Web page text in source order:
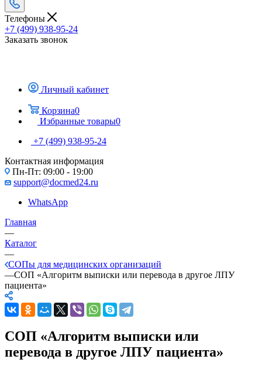
Телефоны
+7 (499) 938-95-24
Заказать звонок
Личный кабинет
Корзина0
Избранные товары0
+7 (499) 938-95-24
Контактная информация
Пн-Пт: 09:00 - 19:00
support@docmed24.ru
WhatsApp
Главная
—
Каталог
—
СОПы для медицинских организаций
—СОП «Алгоритм выписки или перевода в другое ЛПУ
пациента»
СОП «Алгоритм выписки или
перевода в другое ЛПУ пациента»